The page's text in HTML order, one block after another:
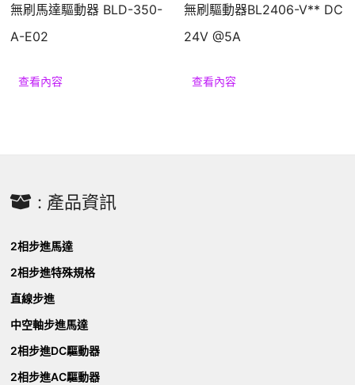
無刷馬達驅動器 BLD-350-
A-E02
查看內容
無刷驅動器BL2406-V** DC
24V @5A
查看內容
: 產品資訊
2相步進馬達
2相步進特殊規格
直線步進
中空軸步進馬達
2相步進DC驅動器
2相步進AC驅動器